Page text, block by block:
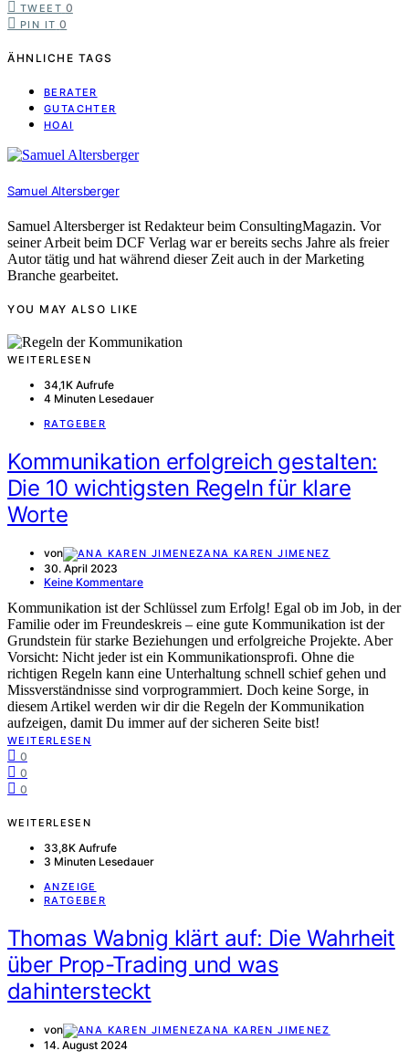
TWEET 0
PIN IT 0
ÄHNLICHE TAGS
BERATER
GUTACHTER
HOAI
Samuel Altersberger
Samuel Altersberger ist Redakteur beim ConsultingMagazin. Vor
seiner Arbeit beim DCF Verlag war er bereits sechs Jahre als freier
Autor tätig und hat während dieser Zeit auch in der Marketing
Branche gearbeitet.
YOU MAY ALSO LIKE
WEITERLESEN
34,1K Aufrufe
4 Minuten Lesedauer
RATGEBER
Kommunikation erfolgreich gestalten:
Die 10 wichtigsten Regeln für klare
Worte
von ANA KAREN JIMENEZ
30. April 2023
Keine Kommentare
Kommunikation ist der Schlüssel zum Erfolg! Egal ob im Job, in der
Familie oder im Freundeskreis – eine gute Kommunikation ist der
Grundstein für starke Beziehungen und erfolgreiche Projekte. Aber
Vorsicht: Nicht jeder ist ein Kommunikationsprofi. Ohne die
richtigen Regeln kann eine Unterhaltung schnell schief gehen und
Missverständnisse sind vorprogrammiert. Doch keine Sorge, in
diesem Artikel werden wir dir die Regeln der Kommunikation
aufzeigen, damit Du immer auf der sicheren Seite bist!
WEITERLESEN
0
0
0
WEITERLESEN
33,8K Aufrufe
3 Minuten Lesedauer
ANZEIGE
RATGEBER
Thomas Wabnig klärt auf: Die Wahrheit
über Prop-Trading und was
dahintersteckt
von ANA KAREN JIMENEZ
14. August 2024